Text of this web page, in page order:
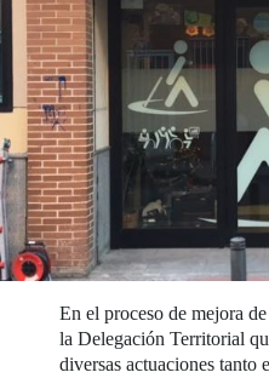
En el proceso de mejora
la Delegación Territorial
diversas actuaciones tanto